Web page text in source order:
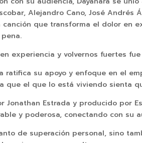
Alejandro Cano, José Andrés
canción que transforma el dolor en
experiencia y volvernos fuertes
ratifica su apoyo y enfoque en el
que el que lo está viviendo sienta
Jonathan Estrada y producido por
y poderosa, conectando con su
de superación personal, sino